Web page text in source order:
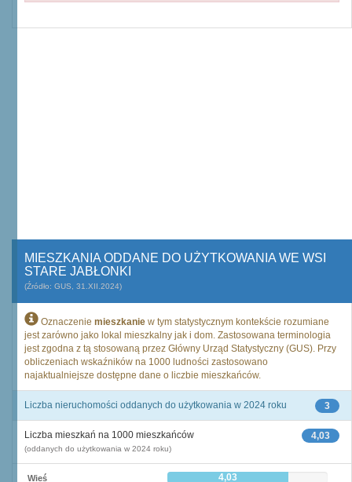
MIESZKANIA ODDANE DO UŻYTKOWANIA WE WSI
STARE JABŁONKI
(Źródło: GUS, 31.XII.2024)
Oznaczenie mieszkanie w tym statystycznym kontekście rozumiane
jest zarówno jako lokal mieszkalny jak i dom. Zastosowana terminologia
jest zgodna z tą stosowaną przez Główny Urząd Statystyczny (GUS). Przy
obliczeniach wskaźników na 1000 ludności zastosowano
najaktualniejsze dostępne dane o liczbie mieszkańców.
3
Liczba nieruchomości oddanych do użytkowania w 2024 roku
4,03
Liczba mieszkań na 1000 mieszkańców
(oddanych do użytkowania w 2024 roku)
Wieś 4,03